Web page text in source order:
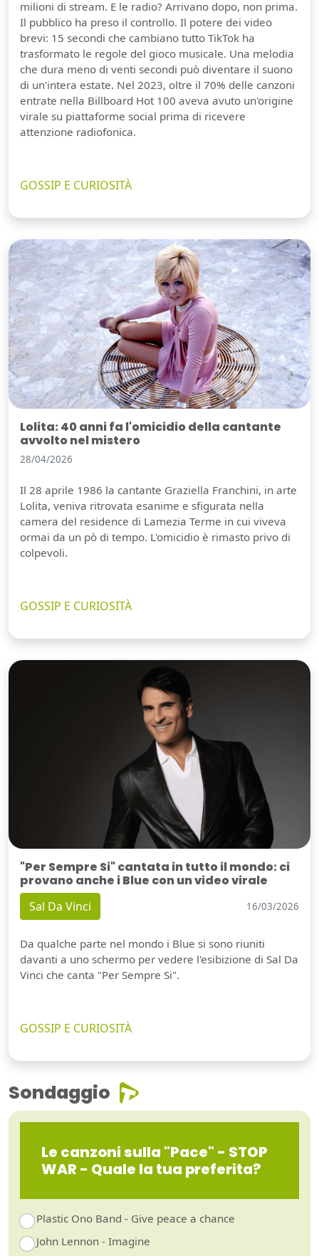
milioni di stream. E le radio? Arrivano dopo, non prima.
Il pubblico ha preso il controllo. Il potere dei video
brevi: 15 secondi che cambiano tutto TikTok ha
trasformato le regole del gioco musicale. Una melodia
che dura meno di venti secondi può diventare il suono
di un'intera estate. Nel 2023, oltre il 70% delle canzoni
entrate nella Billboard Hot 100 aveva avuto un'origine
virale su piattaforme social prima di ricevere
attenzione radiofonica.
GOSSIP E CURIOSITÀ
Lolita: 40 anni fa l'omicidio della cantante
avvolto nel mistero
28/04/2026
Il 28 aprile 1986 la cantante Graziella Franchini, in arte
Lolita, veniva ritrovata esanime e sfigurata nella
camera del residence di Lamezia Terme in cui viveva
ormai da un pò di tempo. L'omicidio è rimasto privo di
colpevoli.
GOSSIP E CURIOSITÀ
"Per Sempre Si" cantata in tutto il mondo: ci
provano anche i Blue con un video virale
Sal Da Vinci 16/03/2026
Da qualche parte nel mondo i Blue si sono riuniti
davanti a uno schermo per vedere l'esibizione di Sal Da
Vinci che canta "Per Sempre Si".
GOSSIP E CURIOSITÀ
Sondaggio
Le canzoni sulla "Pace" - STOP
WAR - Quale la tua preferita?
Plastic Ono Band - Give peace a chance
John Lennon - Imagine